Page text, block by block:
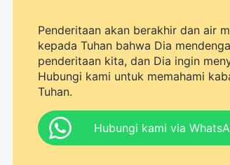
Penderitaan akan berakhir dan air
kepada Tuhan bahwa Dia
penderitaan kita, dan Dia ingin
Hubungi kami untuk memahami
Tuhan.
Hubungi kami via